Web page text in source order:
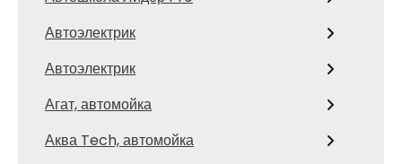
Автоэлектрик
Автоэлектрик
Агат, автомойка
Аква Tech, автомойка